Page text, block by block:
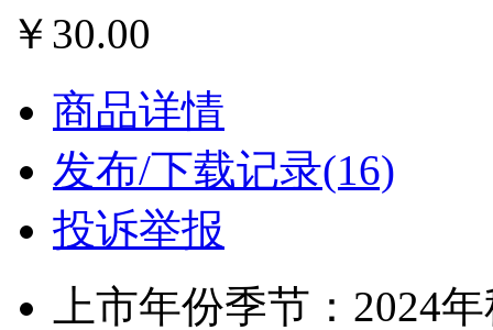
￥30.00
商品详情
发布/下载记录(16)
投诉举报
上市年份季节：2024